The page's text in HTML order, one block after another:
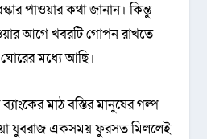
পাওয়ার কথা জানান। কিন্তু
আগে খবরটি গোপন রাখতে
মধ্যে আছি।
মাঠ বস্তির মানুষের গল্প
যুবরাজ একসময় ফুরসত মিললেই